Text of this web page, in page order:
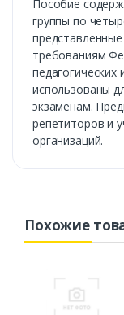
Пособие
группы по
требованиям
использованы
экзаменам.
репетиторов и
организаций.
Похожие